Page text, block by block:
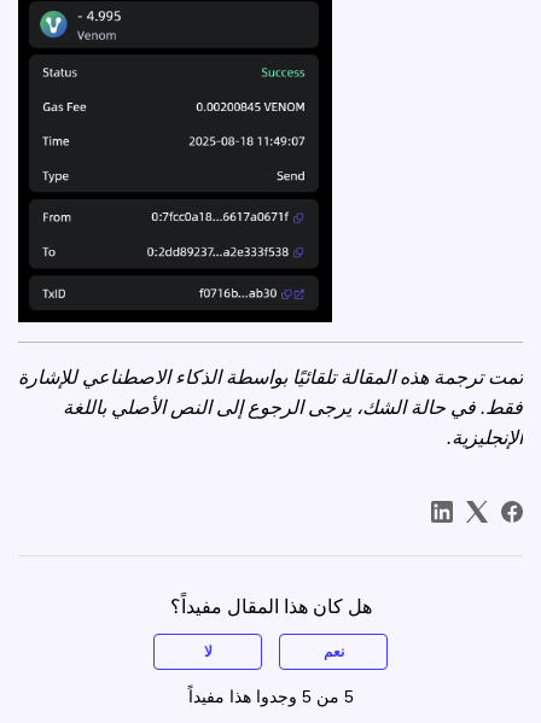
تمت ترجمة هذه المقالة تلقائيًا بواسطة الذكاء الاصطناعي للإشارة
فقط. في حالة الشك، يرجى الرجوع إلىالنص الأصلي باللغة
الإنجليزية.
هل كان هذا المقال مفيداً؟
نعم لا
5 من 5 وجدوا هذا مفيداً